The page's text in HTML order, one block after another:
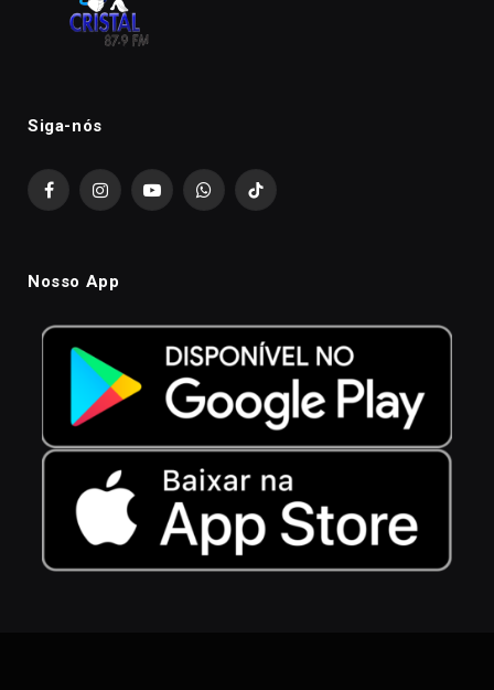
Siga-nós
FacebookInstagramYouTubeWhatsAppTikTok
Nosso App